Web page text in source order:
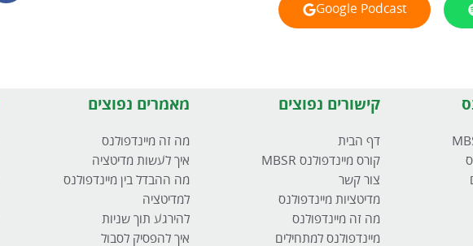
Google Podcast
קישורים נפוצים
דף הבית
קורס מיינדפולנס MBSR
צור קשר
מדיטציות מיינדפולנס
מה זה מיינדפולנס
מיינדפולנס למתחילים
מאמרים נפוצים
מה זה מיינדפולנס
איך לעשות מדיטציה
מה ההבדל בין מיינדפולנס
למדיטציה
להירגע תוך שניות
איך להפסיק לסבול